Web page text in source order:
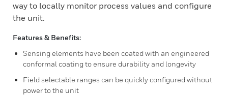
way to locally monitor process values and configure
the unit.
Features & Benefits:
Sensing elements have been coated with an engineered
conformal coating to ensure durability and longevity
Field selectable ranges can be quickly configured without
power to the unit